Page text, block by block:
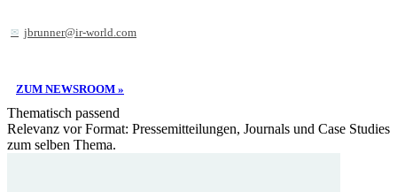
jbrunner@ir-world.com
ZUM NEWSROOM »
Thematisch passend
Relevanz vor Format: Pressemitteilungen, Journals und Case Studies
zum selben Thema.